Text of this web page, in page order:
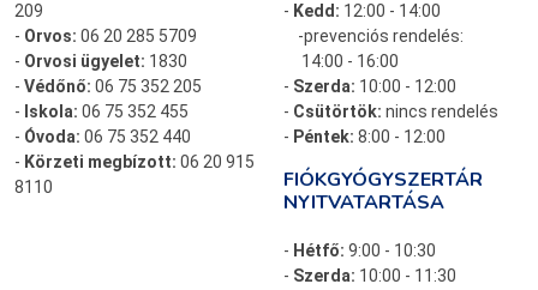
209
- Orvos: 06 20 285 5709
- Orvosi ügyelet: 1830
- Védőnő: 06 75 352 205
- Iskola: 06 75 352 455
- Óvoda: 06 75 352 440
- Körzeti megbízott: 06 20 915
8110
- Kedd: 12:00 - 14:00
-prevenciós rendelés:
14:00 - 16:00
- Szerda: 10:00 - 12:00
- Csütörtök: nincs rendelés
- Péntek: 8:00 - 12:00
FIÓKGYÓGYSZERTÁR
NYITVATARTÁSA
- Hétfő: 9:00 - 10:30
- Szerda: 10:00 - 11:30